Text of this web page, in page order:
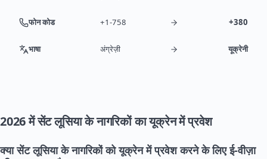
फोन कोड +1-758 +380
भाषा अंग्रेज़ी यूक्रेनी
2026 में सेंट लूसिया के नागरिकों का यूक्रेन में प्रवेश
क्या सेंट लूसिया के नागरिकों को यूक्रेन में प्रवेश करने के लिए ई-वीज़ा